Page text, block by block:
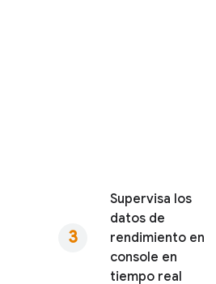
Supervisa los
datos de
rendimiento en
console en
tiempo real